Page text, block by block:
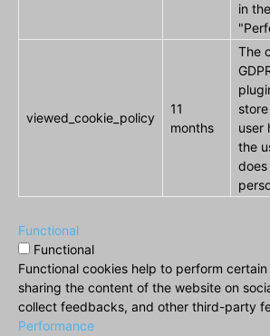
in
viewed_cookie_policy
11
months
The
user
the
Functional
Functional
Functional cookies help to perform
sharing the content of the website on
collect feedbacks, and other third-party
Performance